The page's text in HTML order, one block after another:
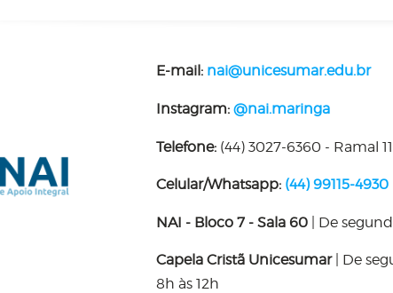
E-mail: nai@unicesumar.edu.br
Instagram: @nai.maringa
Telefone: (44) 3027-6360 - Ramal
Celular/Whatsapp: (44) 99115-4930
NAI - Bloco 7 - Sala 60 | De
Capela Cristã Unicesumar| De
8h às 12h